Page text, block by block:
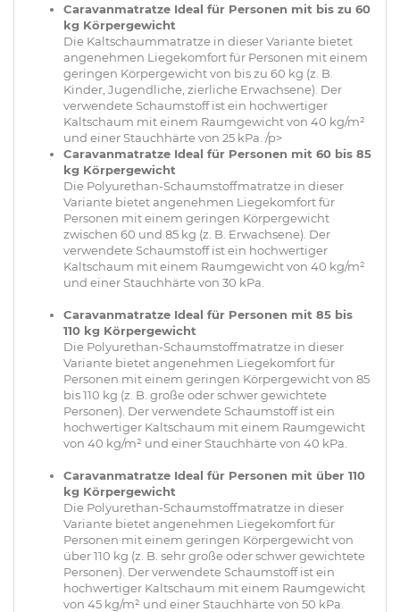
Caravanmatratze Ideal für Personen mit bis zu 60
kg Körpergewicht
Die Kaltschaummatratze in dieser Variante bietet
angenehmen Liegekomfort für Personen mit einem
geringen Körpergewicht von bis zu 60 kg (z. B.
Kinder, Jugendliche, zierliche Erwachsene). Der
verwendete Schaumstoff ist ein hochwertiger
Kaltschaum mit einem Raumgewicht von 40 kg/m²
und einer Stauchhärte von 25 kPa. /p>
Caravanmatratze Ideal für Personen mit 60 bis 85
kg Körpergewicht
Die Polyurethan-Schaumstoffmatratze in dieser
Variante bietet angenehmen Liegekomfort für
Personen mit einem geringen Körpergewicht
zwischen 60 und 85 kg (z. B. Erwachsene). Der
verwendete Schaumstoff ist ein hochwertiger
Kaltschaum mit einem Raumgewicht von 40 kg/m²
und einer Stauchhärte von 30 kPa.
Caravanmatratze Ideal für Personen mit 85 bis
110 kg Körpergewicht
Die Polyurethan-Schaumstoffmatratze in dieser
Variante bietet angenehmen Liegekomfort für
Personen mit einem geringen Körpergewicht von 85
bis 110 kg (z. B. große oder schwer gewichtete
Personen). Der verwendete Schaumstoff ist ein
hochwertiger Kaltschaum mit einem Raumgewicht
von 40 kg/m² und einer Stauchhärte von 40 kPa.
Caravanmatratze Ideal für Personen mit über 110
kg Körpergewicht
Die Polyurethan-Schaumstoffmatratze in dieser
Variante bietet angenehmen Liegekomfort für
Personen mit einem geringen Körpergewicht von
über 110 kg (z. B. sehr große oder schwer gewichtete
Personen). Der verwendete Schaumstoff ist ein
hochwertiger Kaltschaum mit einem Raumgewicht
von 45 kg/m² und einer Stauchhärte von 50 kPa.